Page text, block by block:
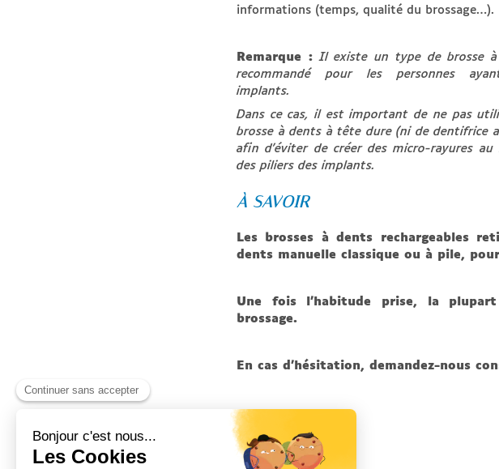
informations (temps, qualité du brossage…).
Remarque : Il existe un type de brosse
recommandé pour les personnes
implants.
Dans ce cas, il est important de ne pas
brosse à dents à tête dure (ni de dentifrice
afin d’éviter de créer des micro-rayures au
des piliers des implants.
À SAVOIR
Les brosses à dents rechargeables
dents manuelle classique ou à pile,
Une fois l’habitude prise, la
brossage.
En cas d’hésitation, demandez-nous